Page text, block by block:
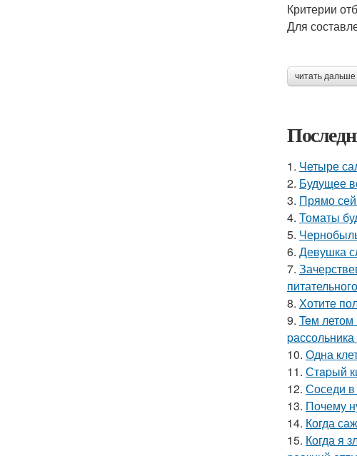
Критерии
Для
читать
1. Четыре
2. Будущее
3. Прямо
4. Томаты
5.
6. Девушка
7.
8. Хотите
9. Teм
10. Одна
11. Стapый
12. Соседи в
13. Почему
14. Когда
15. Когда я